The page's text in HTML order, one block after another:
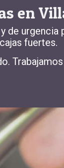
en
de urgencia
fuertes.